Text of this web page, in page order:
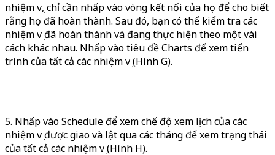
nhiệm vụ, chỉ cần nhấp vào vòng kết nối của họ để cho biết
rằng họ đã hoàn thành. Sau đó, bạn có thể kiểm tra các
nhiệm vụ đã hoàn thành và đang thực hiện theo một vài
cách khác nhau. Nhấp vào tiêu đề Charts để xem tiến
trình của tất cả các nhiệm vụ (Hình G).
5. Nhấp vào Schedule để xem chế độ xem lịch của các
nhiệm vụ được giao và lật qua các tháng để xem trạng thái
của tất cả các nhiệm vụ (Hình H).